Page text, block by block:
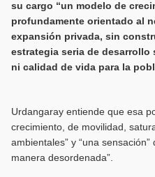
su cargo “un modelo de
profundamente orientado al
expansión privada, sin
estrategia seria de
ni calidad de vida para la
Urdangaray entiende que esa
crecimiento, de movilidad,
ambientales” y “una
manera desordenada”.